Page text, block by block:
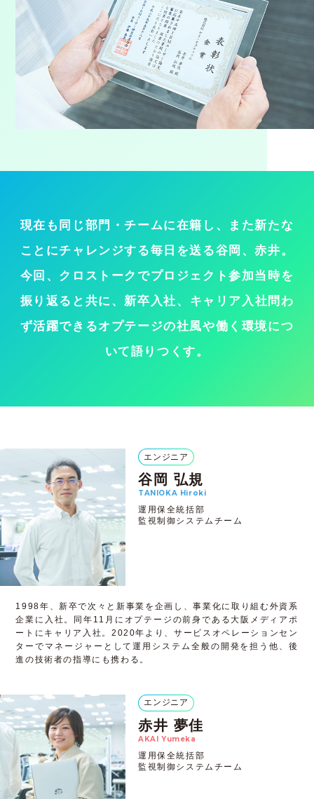
現在も同じ部門・チームに在籍し、また新たな
ことにチャレンジする毎日を送る谷岡、赤井。
今回、クロストークでプロジェクト参加当時を
振り返ると共に、新卒入社、 キャリア入社問わ
ず活躍できるオプテージの社風や働く環境につ
いて語りつくす。
エンジニア
谷岡 弘規
TANIOKA Hiroki
運用保全統括部
監視制御システムチーム
1998年、新卒で次々と新事業を企画し、事業化に取り組む外資系
企業に入社。同年11月にオプテージの前身である大阪メディアポ
ートにキャリア入社。2020年より、サービスオペレーションセン
ターでマネージャーとして運用システム全般の開発を担う他、後
進の技術者の指導にも携わる。
エンジニア
赤井 夢佳
AKAI Yumeka
運用保全統括部
監視制御システムチーム